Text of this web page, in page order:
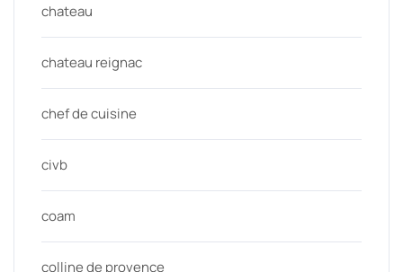
chateau
chateau reignac
chef de cuisine
civb
coam
colline de provence